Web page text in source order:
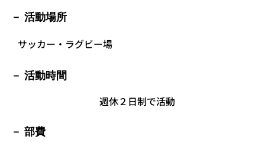
活動場所
サッカー・ラグビー場
活動時間
週休２日制で活動
部費